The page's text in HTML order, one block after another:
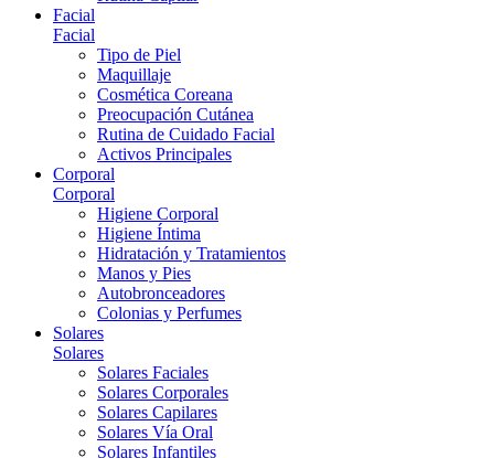
Facial
Facial
Tipo de Piel
Maquillaje
Cosmética Coreana
Preocupación Cutánea
Rutina de Cuidado Facial
Activos Principales
Corporal
Corporal
Higiene Corporal
Higiene Íntima
Hidratación y Tratamientos
Manos y Pies
Autobronceadores
Colonias y Perfumes
Solares
Solares
Solares Faciales
Solares Corporales
Solares Capilares
Solares Vía Oral
Solares Infantiles